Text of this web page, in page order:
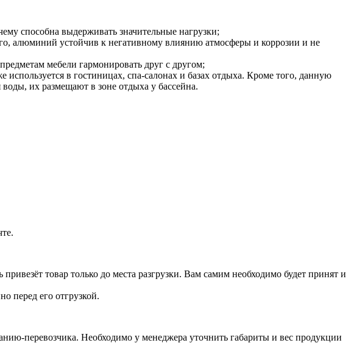
способна выдерживать значительные нагрузки;
алюминий устойчив к негативному влиянию атмосферы и коррозии и не
мебели гармонировать друг с другом;
в гостиницах, спа-салонах и базах отдыха. Кроме того, данную
их размещают в зоне отдыха у бассейна.
товар только до места разгрузки. Вам самим необходимо будет принят и
перед его отгрузкой.
перевозчика. Необходимо у менеджера уточнить габариты и вес продукции